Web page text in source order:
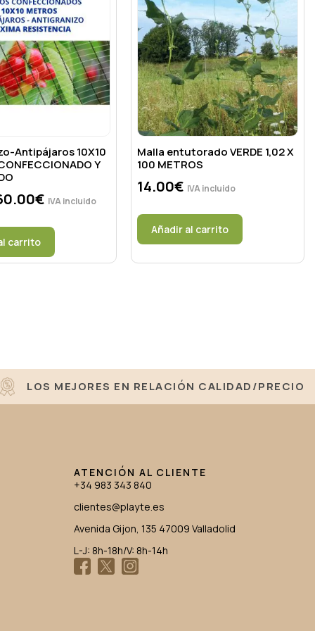
Antipájaros 10X10
Y
€ IVA incluido
carrito
Malla entutorado VERDE 1,02 X
100 METROS
14.00€ IVA incluido
Añadir al carrito
LOS MEJORES EN RELACIÓN CALIDAD/PRECIO
ATENCIÓN AL CLIENTE
+34 983 343 840
clientes@playte.es
Avenida Gijon, 135 47009 Valladolid
L-J: 8h-18h/V: 8h-14h